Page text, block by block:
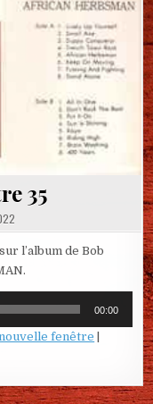
35
l’album de Bob
00:00
fenêtre |